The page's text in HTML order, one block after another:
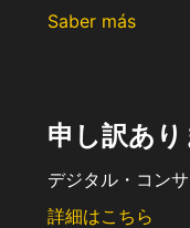
Saber más
申し訳あ
デジタル・コン
詳細はこちら